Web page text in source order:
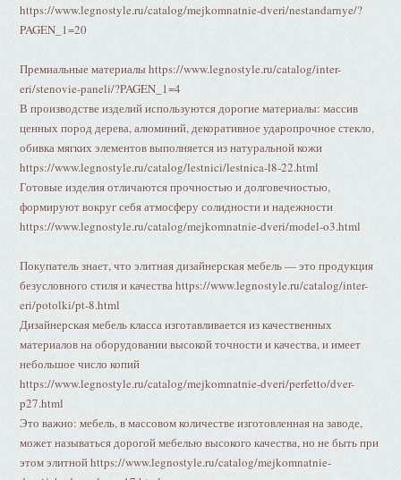
https://www.legnostyle.ru/catalog/mejkomnatnie-dveri/nestandarnye/?
PAGEN_1=20
Премиальные материалы https://www.legnostyle.ru/catalog/inter-
eri/stenovie-paneli/?PAGEN_1=4
В производстве изделий используются дорогие материалы: массив
ценных пород дерева, алюминий, декоративное ударопрочное стекло,
обивка мягких элементов выполняется из натуральной кожи
https://www.legnostyle.ru/catalog/lestnici/lestnica-l8-22.html
Готовые изделия отличаются прочностью и долговечностью,
формируют вокруг себя атмосферу солидности и надежности
https://www.legnostyle.ru/catalog/mejkomnatnie-dveri/model-o3.html
Покупатель знает, что элитная дизайнерская мебель — это продукция
безусловного стиля и качества https://www.legnostyle.ru/catalog/inter-
eri/potolki/pt-8.html
Дизайнерская мебель класса изготавливается из качественных
материалов на оборудовании высокой точности и качества, и имеет
небольшое число копий
https://www.legnostyle.ru/catalog/mejkomnatnie-dveri/perfetto/dver-
p27.html
Это важно: мебель, в массовом количестве изготовленная на заводе,
может называться дорогой мебелью высокого качества, но не быть при
этом элитной https://www.legnostyle.ru/catalog/mejkomnatnie-